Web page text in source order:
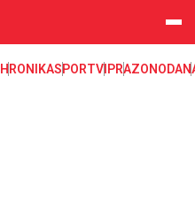
HRONIKASPORTVIPRAZONODA